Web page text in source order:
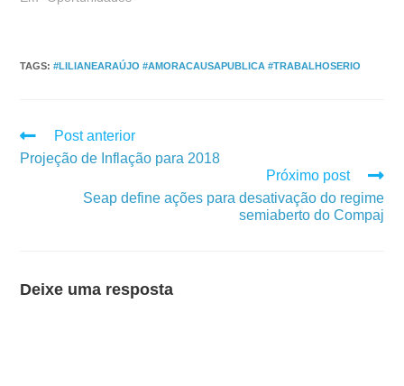
TAGS:#LILIANEARAÚJO #AMORACAUSAPUBLICA #TRABALHOSERIO
Post anterior
Projeção de Inflação para 2018
Próximo post
Seap define ações para desativação do regime
semiaberto do Compaj
Deixe uma resposta